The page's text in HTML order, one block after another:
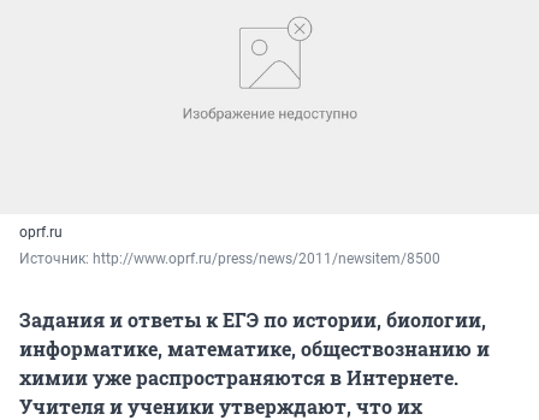
oprf.ru
Источник: http://www.oprf.ru/press/news/2011/newsitem/8500
Задания и ответы к ЕГЭ по истории, биологии,
информатике, математике, обществознанию и
химии уже распространяются в Интернете.
Учителя и ученики утверждают, что их